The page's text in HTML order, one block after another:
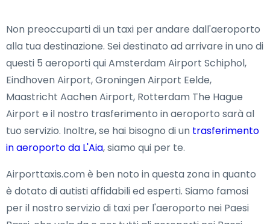
Non preoccuparti di un taxi per andare dall'aeroporto
alla tua destinazione. Sei destinato ad arrivare in uno di
questi 5 aeroporti qui Amsterdam Airport Schiphol,
Eindhoven Airport, Groningen Airport Eelde,
Maastricht Aachen Airport, Rotterdam The Hague
Airport e il nostro trasferimento in aeroporto sarà al
tuo servizio. Inoltre, se hai bisogno di un trasferimento
in aeroporto da L'Aia, siamo qui per te.
Airporttaxis.com è ben noto in questa zona in quanto
è dotato di autisti affidabili ed esperti. Siamo famosi
per il nostro servizio di taxi per l'aeroporto nei Paesi